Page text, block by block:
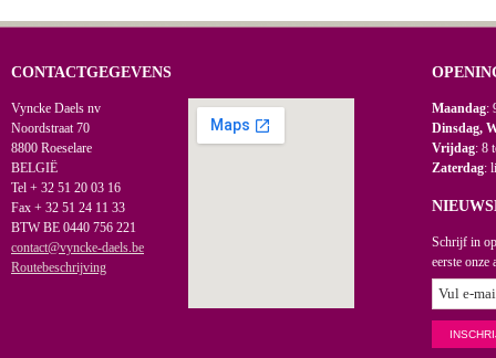
CONTACTGEGEVENS
Vyncke Daels nv
Noordstraat 70
8800 Roeselare
BELGIË
Tel + 32 51 20 03 16
Fax + 32 51 24 11 33
BTW BE 0440 756 221
contact@vyncke-daels.be
Routebeschrijving
Maandag:
Dinsdag,
Vrijdag: 8
Zaterdag:
Schrijf in
eerste onze